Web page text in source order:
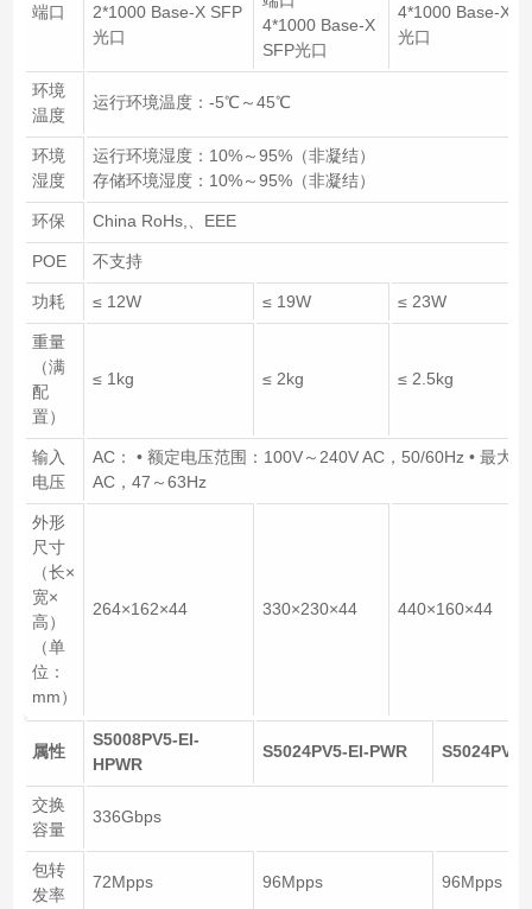
端口
2*1000 Base-X SFP
光口
4*1000 Base-X
SFP光口
4*1000 Base-X
光口
环境
温度
运行环境温度：-5℃～45℃
环境
湿度
运行环境湿度：10%～95%（非凝结）
存储环境湿度：10%～95%（非凝结）
环保 China RoHs,、EEE
POE 不支持
功耗 ≤ 12W ≤ 19W ≤ 23W
重量
（满
配
置）
≤ 1kg ≤ 2kg ≤ 2.5kg
输入
电压
AC： • 额定电压范围：100V～240V AC，50/60Hz • 最大
AC，47～63Hz
外形
尺寸
（长×
宽×
高）
（单
位：
mm）
264×162×44 330×230×44 440×160×44
属性
S5008PV5-EI-
HPWR
S5024PV5-EI-PWR S5024PV5-
交换
容量
336Gbps
包转
发率
72Mpps 96Mpps 96Mpps